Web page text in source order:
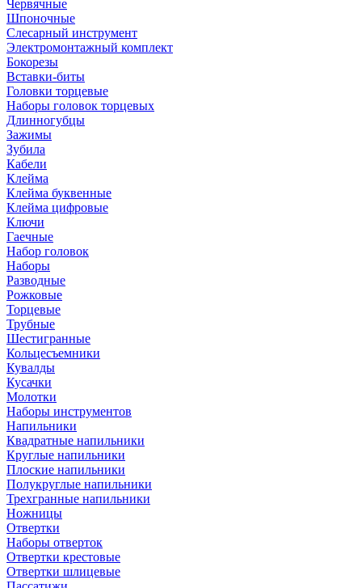
Червячные
Шпоночные
Слесарный инструмент
Электромонтажный комплект
Бокорезы
Вставки-биты
Головки торцевые
Наборы головок торцевых
Длинногубцы
Зажимы
Зубила
Кабели
Клейма
Клейма буквенные
Клейма цифровые
Ключи
Гаечные
Набор головок
Наборы
Разводные
Рожковые
Торцевые
Трубные
Шестигранные
Кольцесъемники
Кувалды
Кусачки
Молотки
Наборы инструментов
Напильники
Квадратные напильники
Круглые напильники
Плоские напильники
Полукруглые напильники
Трехгранные напильники
Ножницы
Отвертки
Наборы отверток
Отвертки крестовые
Отвертки шлицевые